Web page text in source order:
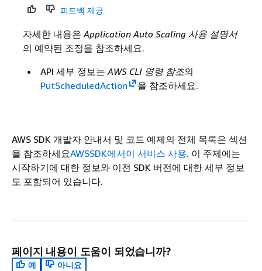
피드백 제공
자세한 내용은Application Auto Scaling 사용 설명서
의 예약된 조정을 참조하세요.
API 세부 정보는AWS CLI 명령 참조의
PutScheduledAction
을 참조하세요.
AWS SDK 개발자 안내서 및 코드 예제의 전체 목록은 섹션
을 참조하세요AWSSDK에서이 서비스 사용. 이 주제에는
시작하기에 대한 정보와 이전 SDK 버전에 대한 세부 정보
도 포함되어 있습니다.
페이지 내용이 도움이 되었습니까?
예
아니요